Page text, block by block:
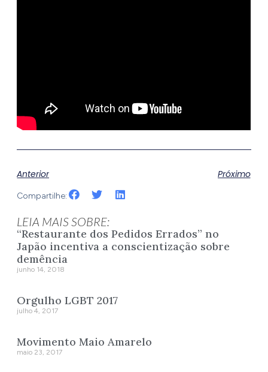
Anterior Próximo
Compartilhe:
LEIA MAIS SOBRE:
“Restaurante dos Pedidos Errados” no
Japão incentiva a conscientização sobre
demência
junho 14, 2018
Orgulho LGBT 2017
julho 4, 2017
Movimento Maio Amarelo
maio 23, 2017